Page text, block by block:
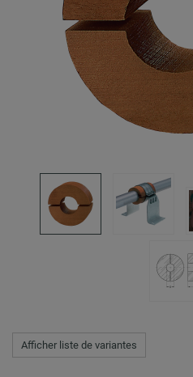
Afficher liste de variantes